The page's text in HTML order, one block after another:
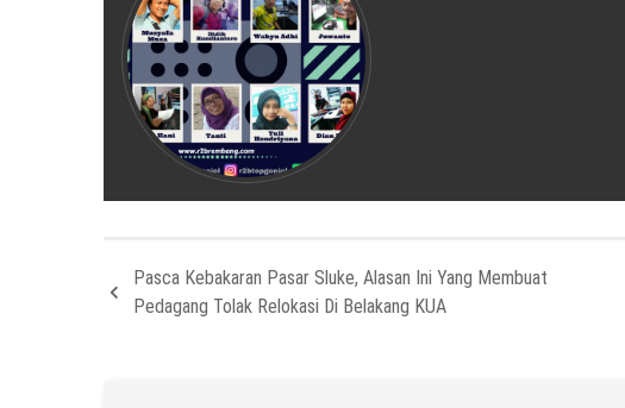
Pasca Kebakaran Pasar Sluke, Alasan Ini Yang Membuat
Pedagang Tolak Relokasi Di Belakang KUA